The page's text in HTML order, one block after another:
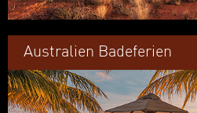
Australien Badeferien